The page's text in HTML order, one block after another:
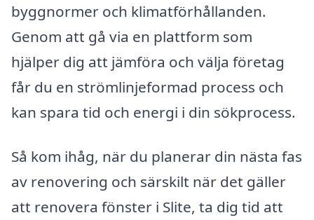
byggnormer och klimatförhållanden.
Genom att gå via en plattform som
hjälper dig att jämföra och välja företag
får du en strömlinjeformad process och
kan spara tid och energi i din sökprocess.
Så kom ihåg, när du planerar din nästa fas
av renovering och särskilt när det gäller
att renovera fönster i Slite, ta dig tid att